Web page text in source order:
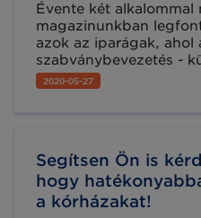
Évente két alkalommal
magazinunkban
azok az iparágak, ahol
szabványbevezetés -
találhatnak a nekik
évtizedek óta kiemelt
2020-05-27
Segítsen Ön is
hogy
a kórházakat!